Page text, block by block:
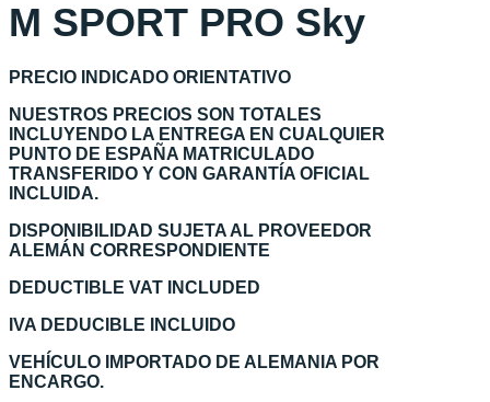
M SPORT PRO Sky
PRECIO INDICADO ORIENTATIVO
NUESTROS PRECIOS SON TOTALES
INCLUYENDO LA ENTREGA EN CUALQUIER
PUNTO DE ESPAÑA MATRICULADO
TRANSFERIDO Y CON GARANTÍA OFICIAL
INCLUIDA.
DISPONIBILIDAD SUJETA AL PROVEEDOR
ALEMÁN CORRESPONDIENTE
DEDUCTIBLE VAT INCLUDED
IVA DEDUCIBLE INCLUIDO
VEHÍCULO IMPORTADO DE ALEMANIA POR
ENCARGO.